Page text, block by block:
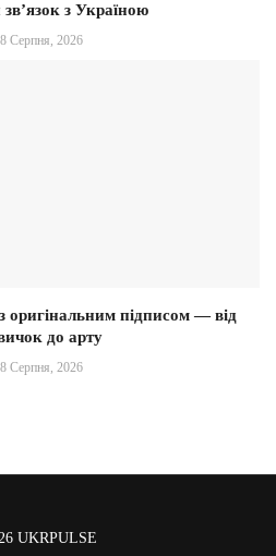
зв’язок з Україною
8 Серпня, 2026
оригінальним підписом — від
до арту
8 Серпня, 2026
UKRPULSE